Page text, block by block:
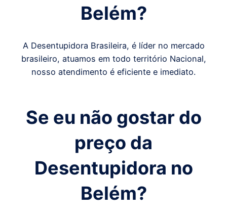
Belém?
A Desentupidora Brasileira, é líder no mercado
brasileiro, atuamos em todo território Nacional,
nosso atendimento é eficiente e imediato.
Se eu não gostar do
preço da
Desentupidora no
Belém?